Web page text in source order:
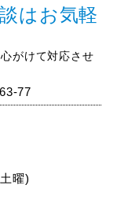
はお気軽
がけて対応させ
77
曜)